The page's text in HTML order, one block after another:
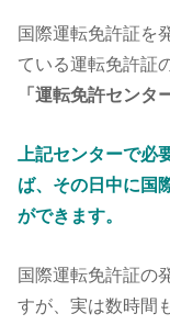
国際運転免許証を
ている運転免許証
「運転免許センタ
上記センターで
ば、その日中に国
ができます。
国際運転免許証の
すが、実は数時間